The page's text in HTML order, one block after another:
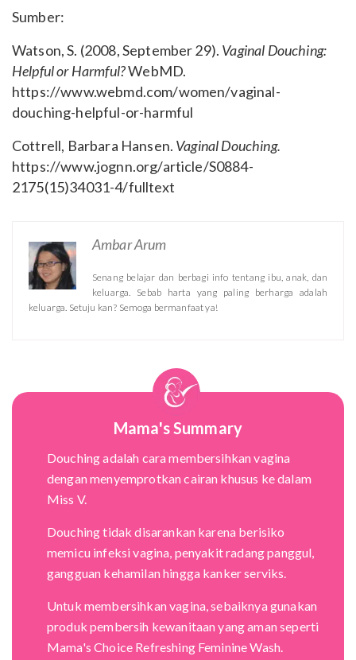
Sumber:
Watson, S. (2008, September 29). Vaginal Douching:
Helpful or Harmful?WebMD.
https://www.webmd.com/women/vaginal-
douching-helpful-or-harmful
Cottrell, Barbara Hansen. Vaginal Douching.
https://www.jognn.org/article/S0884-
2175(15)34031-4/fulltext
Ambar Arum
Senang belajar dan berbagi info tentang ibu, anak, dan
keluarga. Sebab harta yang paling berharga adalah
keluarga. Setuju kan? Semoga bermanfaat ya!
Mama's Summary
Douching adalah cara membersihkan vagina
dengan menyemprotkan cairan khusus ke dalam
Miss V.
Douching tidak disarankan karena berisiko
memicu infeksi vagina, penyakit radang panggul,
gangguan kehamilan hingga kanker serviks.
Untuk membersihkan vagina, sebaiknya gunakan
produk pembersih kewanitaan yang aman seperti
Mama's Choice Refreshing Feminine Wash.